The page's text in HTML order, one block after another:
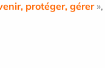
protéger, gérer»,